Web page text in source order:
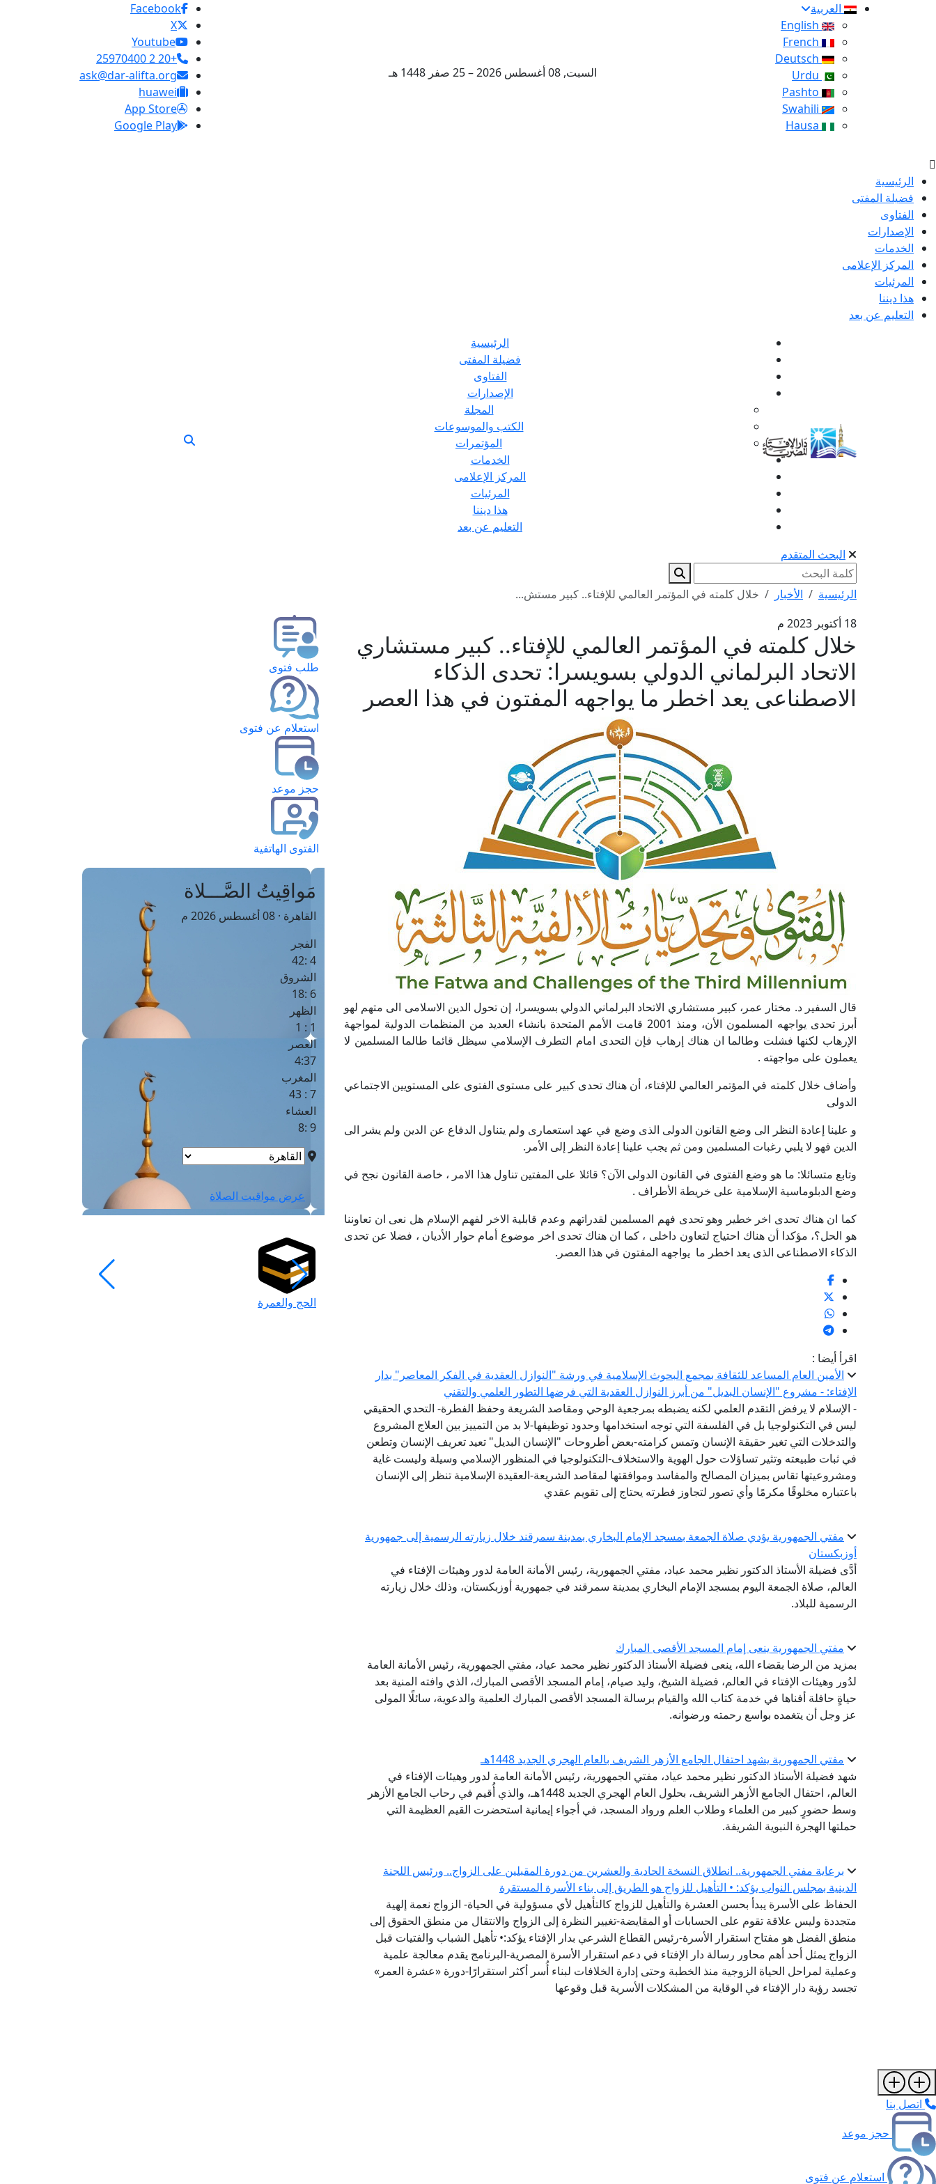
العربية
السبت, 08 أغسطس 2026 – 25 صفر 1448 هـ
Facebook
X
Youtube
+20 2 25970400
ask@dar-alifta.org
huawei
App Store
Google Play
الرئيسية
فضيلة المفتى
الفتاوى
الإصدارات
الخدمات
المركز الإعلامى
المرئيات
هذا ديننا
التعليم عن بعد
الرئيسية
فضيلة المفتى
الفتاوى
الإصدارات
المجلة
الكتب والموسوعات
المؤتمرات
الخدمات
المركز الإعلامى
المرئيات
هذا ديننا
التعليم عن بعد
البحث المتقدم
الرئيسية الأخبار
خلال كلمته في المؤتمر العالمي للإفتاء.. كبير مستش...
18 أكتوبر 2023 م
خلال كلمته في المؤتمر العالمي للإفتاء.. كبير مستشاري
الاتحاد البرلماني الدولي بسويسرا: تحدى الذكاء
الاصطناعى يعد اخطر ما يواجهه المفتون في هذا العصر
قال السفير د. مختار عمر، كبير مستشاري الاتحاد البرلماني الدولي بسويسرا، إن تحول الدين الاسلامى الى متهم لهو
أبرز تحدى يواجهه المسلمون الأن، ومنذ 2001 قامت الأمم المتحدة بانشاء العديد من المنظمات الدولية لمواجهة
الإرهاب لكنها فشلت وطالما ان هناك إرهاب فإن التحدى امام التطرف الإسلامي سيظل قائما طالما المسلمين لا
يعملون على مواجهته .
وأضاف خلال كلمته في المؤتمر العالمي للإفتاء، أن هناك تحدى كبير على مستوى الفتوى على المستويين الاجتماعي
الدولى
و علينا إعادة النظر الى وضع القانون الدولى الذى وضع في عهد استعمارى ولم يتناول الدفاع عن الدين ولم يشر الى
الدين فهو لا يلبي رغبات المسلمين ومن ثم يجب علينا إعادة النظر إلى الأمر.
وتابع متسائلا: ما هو وضع الفتوى في القانون الدولى الآن؟ قائلا على المفتين تناول هذا الامر ، خاصة القانون نجح في
وضع الدبلوماسية الإسلامية على خريطة الأطراف .
كما ان هناك تحدى اخر خطير وهو تحدى فهم المسلمين لقدراتهم وعدم قابلية الاخر لفهم الإسلام هل نعى ان تعاوننا
هو الحل؟، مؤكدا أن هناك احتياج لتعاون داخلى ، كما ان هناك تحدى اخر موضوع أمام حوار الأديان ، فضلا عن تحدى
الذكاء الاصطناعى الذى يعد اخطر ما يواجهه المفتون في هذا العصر.
اقرأ أيضا :
الأمين العام المساعد للثقافة بمجمع البحوث الإسلامية في ورشة "النوازل العقدية في الفكر المعاصر" بدار
الإفتاء: - مشروع "الإنسان البديل" من أبرز النوازل العقدية التي فرضها التطور العلمي والتقني
- الإسلام لا يرفض التقدم العلمي لكنه يضبطه بمرجعية الوحي ومقاصد الشريعة وحفظ الفطرة- التحدي الحقيقي
ليس في التكنولوجيا بل في الفلسفة التي توجه استخدامها وحدود توظيفها-لا بد من التمييز بين العلاج المشروع
والتدخلات التي تغير حقيقة الإنسان وتمس كرامته-بعض أطروحات "الإنسان البديل" تعيد تعريف الإنسان وتطعن
في ثبات طبيعته وتثير تساؤلات حول الهوية والاستخلاف-التكنولوجيا في المنظور الإسلامي وسيلة وليست غاية
ومشروعيتها تقاس بميزان المصالح والمفاسد وموافقتها لمقاصد الشريعة-العقيدة الإسلامية تنظر إلى الإنسان
باعتباره مخلوقًا مكرمًا وأي تصور لتجاوز فطرته يحتاج إلى تقويم عقدي
مفتي الجمهورية يؤدي صلاة الجمعة بمسجد الإمام البخاري بمدينة سمرقند خلال زيارته الرسمية إلى جمهورية
أوزبكستان
أدَّى فضيلة الأستاذ الدكتور نظير محمد عياد، مفتي الجمهورية، رئيس الأمانة العامة لدور وهيئات الإفتاء في
العالم، صلاة الجمعة اليوم بمسجد الإمام البخاري بمدينة سمرقند في جمهورية أوزبكستان، وذلك خلال زيارته
الرسمية للبلاد.
مفتي الجمهورية ينعى إمام المسجد الأقصى المبارك
بمزيد من الرضا بقضاء الله، ينعى فضيلة الأستاذ الدكتور نظير محمد عياد، مفتي الجمهورية، رئيس الأمانة العامة
لدُور وهيئات الإفتاء في العالم، فضيلة الشيخ، وليد صيام، إمام المسجد الأقصى المبارك، الذي وافته المنية بعد
حياةٍ حافلة أفناها في خدمة كتاب الله والقيام برسالة المسجد الأقصى المبارك العلمية والدعوية، سائلًا المولى
عز وجل أن يتغمده بواسع رحمته ورضوانه.
مفتي الجمهورية يشهد احتفال الجامع الأزهر الشريف بالعام الهجري الجديد 1448هـ
شهد فضيلة الأستاذ الدكتور نظير محمد عياد، مفتي الجمهورية، رئيس الأمانة العامة لدور وهيئات الإفتاء في
العالم، احتفال الجامع الأزهر الشريف، بحلول العام الهجري الجديد 1448هـ، والذي أُقيم في رحاب الجامع الأزهر
وسط حضورٍ كبير من العلماء وطلاب العلم ورواد المسجد، في أجواء إيمانية استحضرت القيم العظيمة التي
حملتها الهجرة النبوية الشريفة.
برعاية مفتي الجمهورية.. انطلاق النسخة الحادية والعشرين من دورة المقبلين على الزواج.. ورئيس اللجنة
الدينية بمجلس النواب يؤكد: • التأهيل للزواج هو الطريق إلى بناء الأسرة المستقرة
الحفاظ على الأسرة يبدأ بحسن العشرة والتأهيل للزواج كالتأهيل لأي مسؤولية في الحياة- الزواج نعمة إلهية
متجددة وليس علاقة تقوم على الحسابات أو المقايضة-تغيير النظرة إلى الزواج والانتقال من منطق الحقوق إلى
منطق الفضل هو مفتاح استقرار الأسرة-رئيس القطاع الشرعي بدار الإفتاء يؤكد:• تأهيل الشباب والفتيات قبل
الزواج يمثل أحد أهم محاور رسالة دار الإفتاء في دعم استقرار الأسرة المصرية-البرنامج يقدم معالجة علمية
وعملية لمراحل الحياة الزوجية منذ الخطبة وحتى إدارة الخلافات لبناء أُسر أكثر استقرارًا-دورة «عشرة العمر»
تجسد رؤية دار الإفتاء في الوقاية من المشكلات الأسرية قبل وقوعها
طلب فتوى
استعلام عن فتوى
حجز موعد
الفتوى الهاتفية
مَواقِيتُ الصَّـــلاة
القاهرة · 08 أغسطس 2026 م
الفجر
4 :42
الشروق
6 :18
الظهر
1 : 1
العصر
4:37
المغرب
7 : 43
العشاء
9 :8
عرض مواقيت الصلاة
الحج والعمرة
اتصل بنا
حجز موعد
استعلام عن فتوى